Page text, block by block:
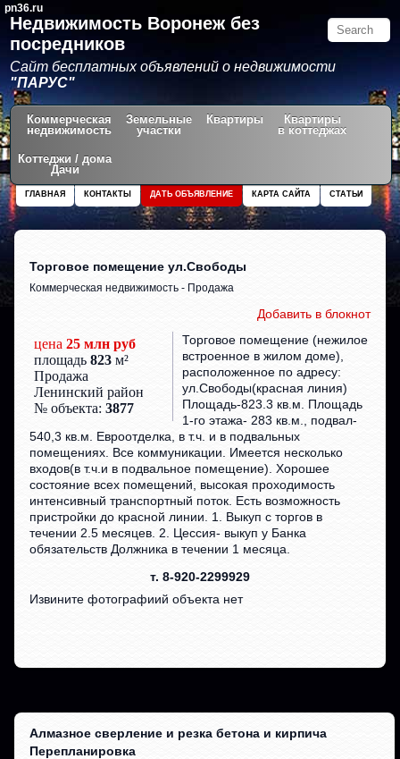
pn36.ru
Недвижимость Воронеж без
посредников
Сайт бесплатных объявлений о недвижимости
"ПАРУС"
Коммерческая
недвижимость
Земельные
участки
Квартиры
Квартиры
в коттеджах
Коттеджи / дома
Дачи
СТАТЬИ
КАРТА САЙТА
ДАТЬ ОБЪЯВЛЕНИЕ
КОНТАКТЫ
ГЛАВНАЯ
Торговое помещение ул.Свободы
Коммерческая недвижимость - Продажа
Добавить в блокнот
цена25 млн руб
площадь 823 м²
Продажа
Ленинский район
№ объекта:3877
Торговое помещение (нежилое
встроенное в жилом доме),
расположенное по адресу:
ул.Свободы(красная линия)
Площадь-823.3 кв.м. Площадь
1-го этажа- 283 кв.м., подвал-
540,3 кв.м. Евроотделка, в т.ч. и в подвальных
помещениях. Все коммуникации. Имеется несколько
входов(в т.ч.и в подвальное помещение). Хорошее
состояние всех помещений, высокая проходимость
интенсивный транспортный поток. Есть возможность
пристройки до красной линии. 1. Выкуп с торгов в
течении 2.5 месяцев. 2. Цессия- выкуп у Банка
обязательств Должника в течении 1 месяца.
т. 8-920-2299929
Извините фотографиий объекта нет
Алмазное сверление и резка бетона и кирпича
Перепланировка